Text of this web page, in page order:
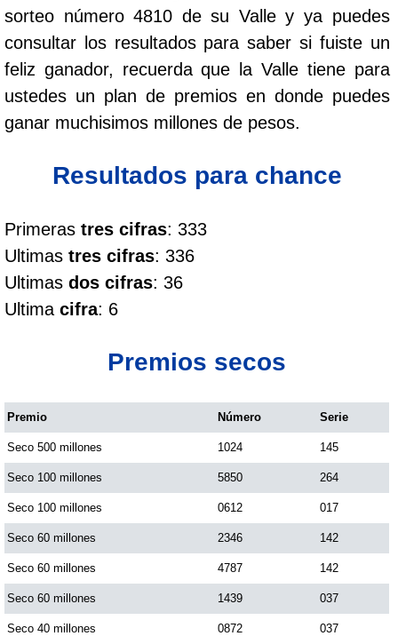
Astro Luna
Cafeterito Tarde
Cafeterito Noche
Caribeña Día
Caribeña Noche
Chontico Día
Culona noche
Dorado Mañana
Dorado Tarde
Dorado Noche
sorteo número 4810 de su Valle y ya puedes
consultar los resultados para saber si fuiste un
feliz ganador, recuerda que la Valle tiene para
ustedes un plan de premios en donde puedes
ganar muchisimos millones de pesos.
Resultados para chance
Primeras tres cifras: 333
Ultimas tres cifras: 336
Ultimas dos cifras: 36
Ultima cifra: 6
Premios secos
Premio Número Serie
Seco 500 millones 1024 145
Seco 100 millones 5850 264
Seco 100 millones 0612 017
Seco 60 millones 2346 142
Seco 60 millones 4787 142
Seco 60 millones 1439 037
Seco 40 millones 0872 037